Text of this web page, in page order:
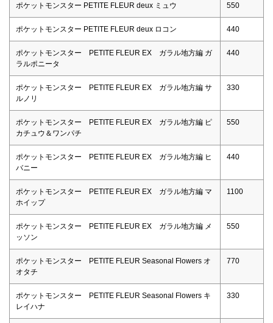
ポケットモンスター PETITE FLEUR deux ミュウ 550
ポケットモンスター PETITE FLEUR deux ロコン 440
ポケットモンスター PETITE FLEUR EX ガラル地方編 ガ
ラルポニータ
440
ポケットモンスター PETITE FLEUR EX ガラル地方編 サ
ルノリ
330
ポケットモンスター PETITE FLEUR EX ガラル地方編 ピ
カチュウ＆ワンパチ
550
ポケットモンスター PETITE FLEUR EX ガラル地方編 ヒ
バニー
440
ポケットモンスター PETITE FLEUR EX ガラル地方編 マ
ホイップ
1100
ポケットモンスター PETITE FLEUR EX ガラル地方編 メ
ッソン
550
ポケットモンスター PETITE FLEUR Seasonal Flowers オ
オタチ
770
ポケットモンスター PETITE FLEUR Seasonal Flowers キ
レイハナ
330